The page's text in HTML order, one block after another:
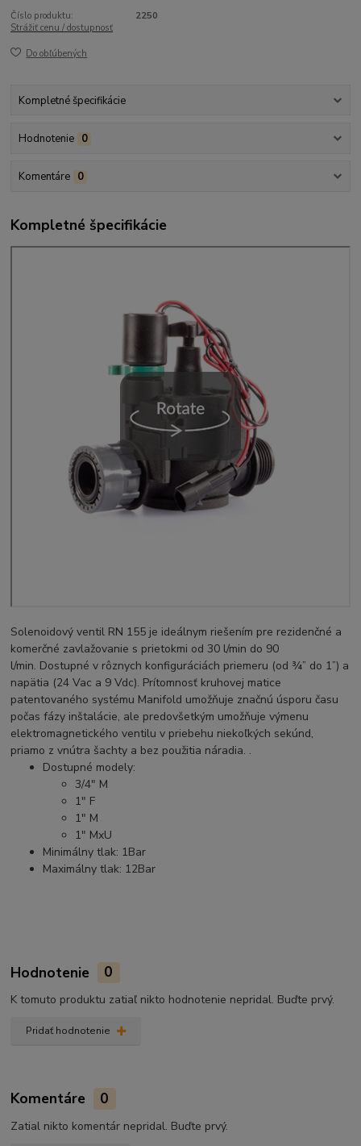
Číslo produktu:
2250
Strážiť cenu / dostupnosť
Do obľúbených
Kompletné špecifikácie
Hodnotenie 0
Komentáre 0
Kompletné špecifikácie
Solenoidový ventil RN 155 je ideálnym riešením pre rezidenčné a
komerčné zavlažovanie s prietokmi od 30 l/min do 90
l/min. Dostupné v rôznych konfiguráciách priemeru (od ¾” do 1”) a
napätia (24 Vac a 9 Vdc). Prítomnosť kruhovej matice
patentovaného systému Manifold umožňuje značnú úsporu času
počas fázy inštalácie, ale predovšetkým umožňuje výmenu
elektromagnetického ventilu v priebehu niekoľkých sekúnd,
priamo z vnútra šachty a bez použitia náradia. .
Dostupné modely:
3/4" M
1" F
1" M
1" MxU
Minimálny tlak: 1Bar
Maximálny tlak: 12Bar
Hodnotenie 0
K tomuto produktu zatiaľ nikto hodnotenie nepridal. Buďte prvý.
Pridať hodnotenie
Komentáre 0
Zatial nikto komentár nepridal. Buďte prvý.